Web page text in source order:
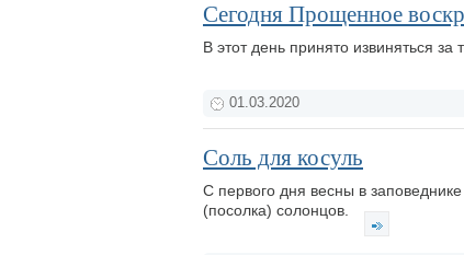
Сегодня Прощенное
В этот день принято извиняться
01.03.2020
Соль для косуль
С первого дня весны в
(посолка) солонцов.